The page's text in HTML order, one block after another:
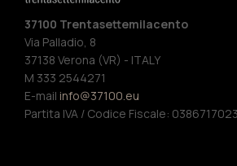
37100 Trentasettemilacento
Via Palladio, 8
37138 Verona (VR) - ITALY
M 333 2544271
E-mail info@37100.eu
Partita IVA / Codice Fiscale: